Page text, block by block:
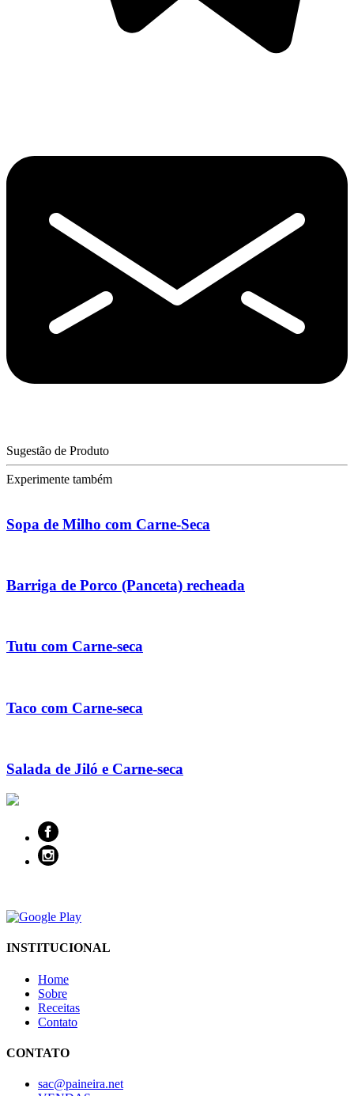
Sugestão de Produto
Experimente também
Sopa de Milho com Carne-Seca
Barriga de Porco (Panceta) recheada
Tutu com Carne-seca
Taco com Carne-seca
Salada de Jiló e Carne-seca
INSTITUCIONAL
Home
Sobre
Receitas
Contato
CONTATO
sac@paineira.net